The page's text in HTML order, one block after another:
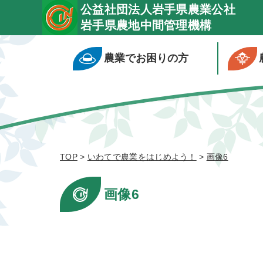
公益社団法人岩手県農業公社
岩手県農地中間管理機構
農業でお困りの方
TOP> いわてで農業をはじめよう！ > 画像6
画像6